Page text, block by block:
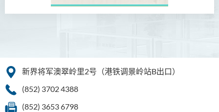
新界将军澳翠岭里2号（港铁调景岭站B出口）
(852) 3702 4388
(852) 3653 6798